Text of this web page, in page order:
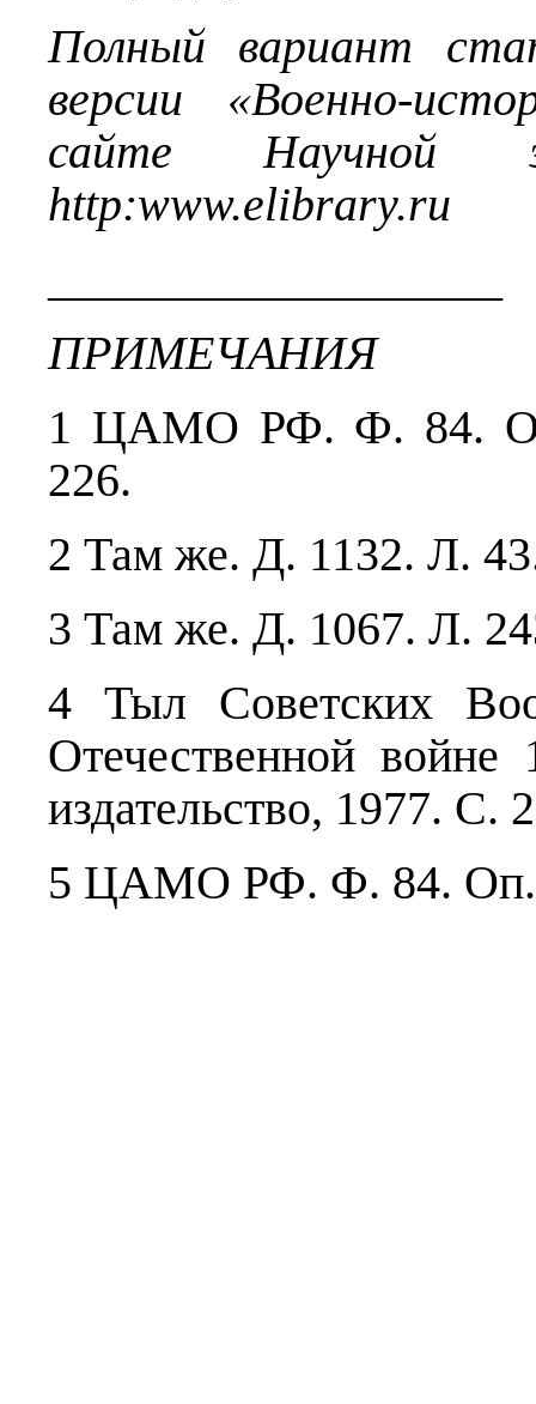
Полный вариант
версии «Военно-
сайте Научной
http:www.elibrary.ru
ПРИМЕЧАНИЯ
1 ЦАМО РФ. Ф. 84.
226.
2 Там же. Д. 1132. Л.
3 Там же. Д. 1067. Л.
4 Тыл Советских
Отечественной
издательство, 1977. С.
5 ЦАМО РФ. Ф. 84. Оп.